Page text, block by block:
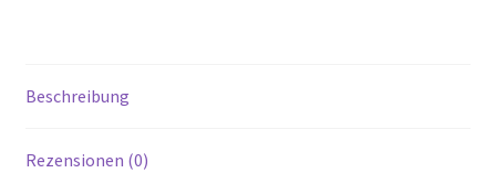
Beschreibung
Rezensionen (0)